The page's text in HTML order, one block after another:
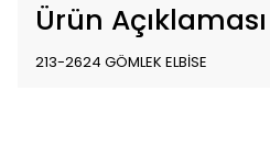
Ürün Açıklaması
213-2624 GÖMLEK ELBİSE